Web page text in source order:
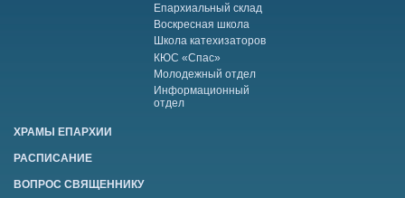
Епархиальный склад
Воскресная школа
Школа катехизаторов
КЮС «Спас»
Молодежный отдел
Информационный
отдел
ХРАМЫ ЕПАРХИИ
РАСПИСАНИЕ
ВОПРОС СВЯЩЕННИКУ